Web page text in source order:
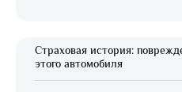
Страховая история:
этого автомобиля